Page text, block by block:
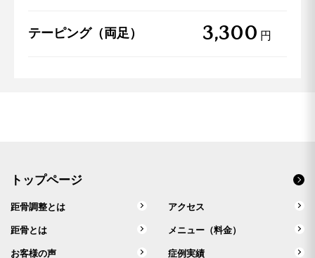
テーピング（両足） 3,300 円
トップページ
距骨調整とは アクセス
距骨とは メニュー（料金）
お客様の声 症例実績